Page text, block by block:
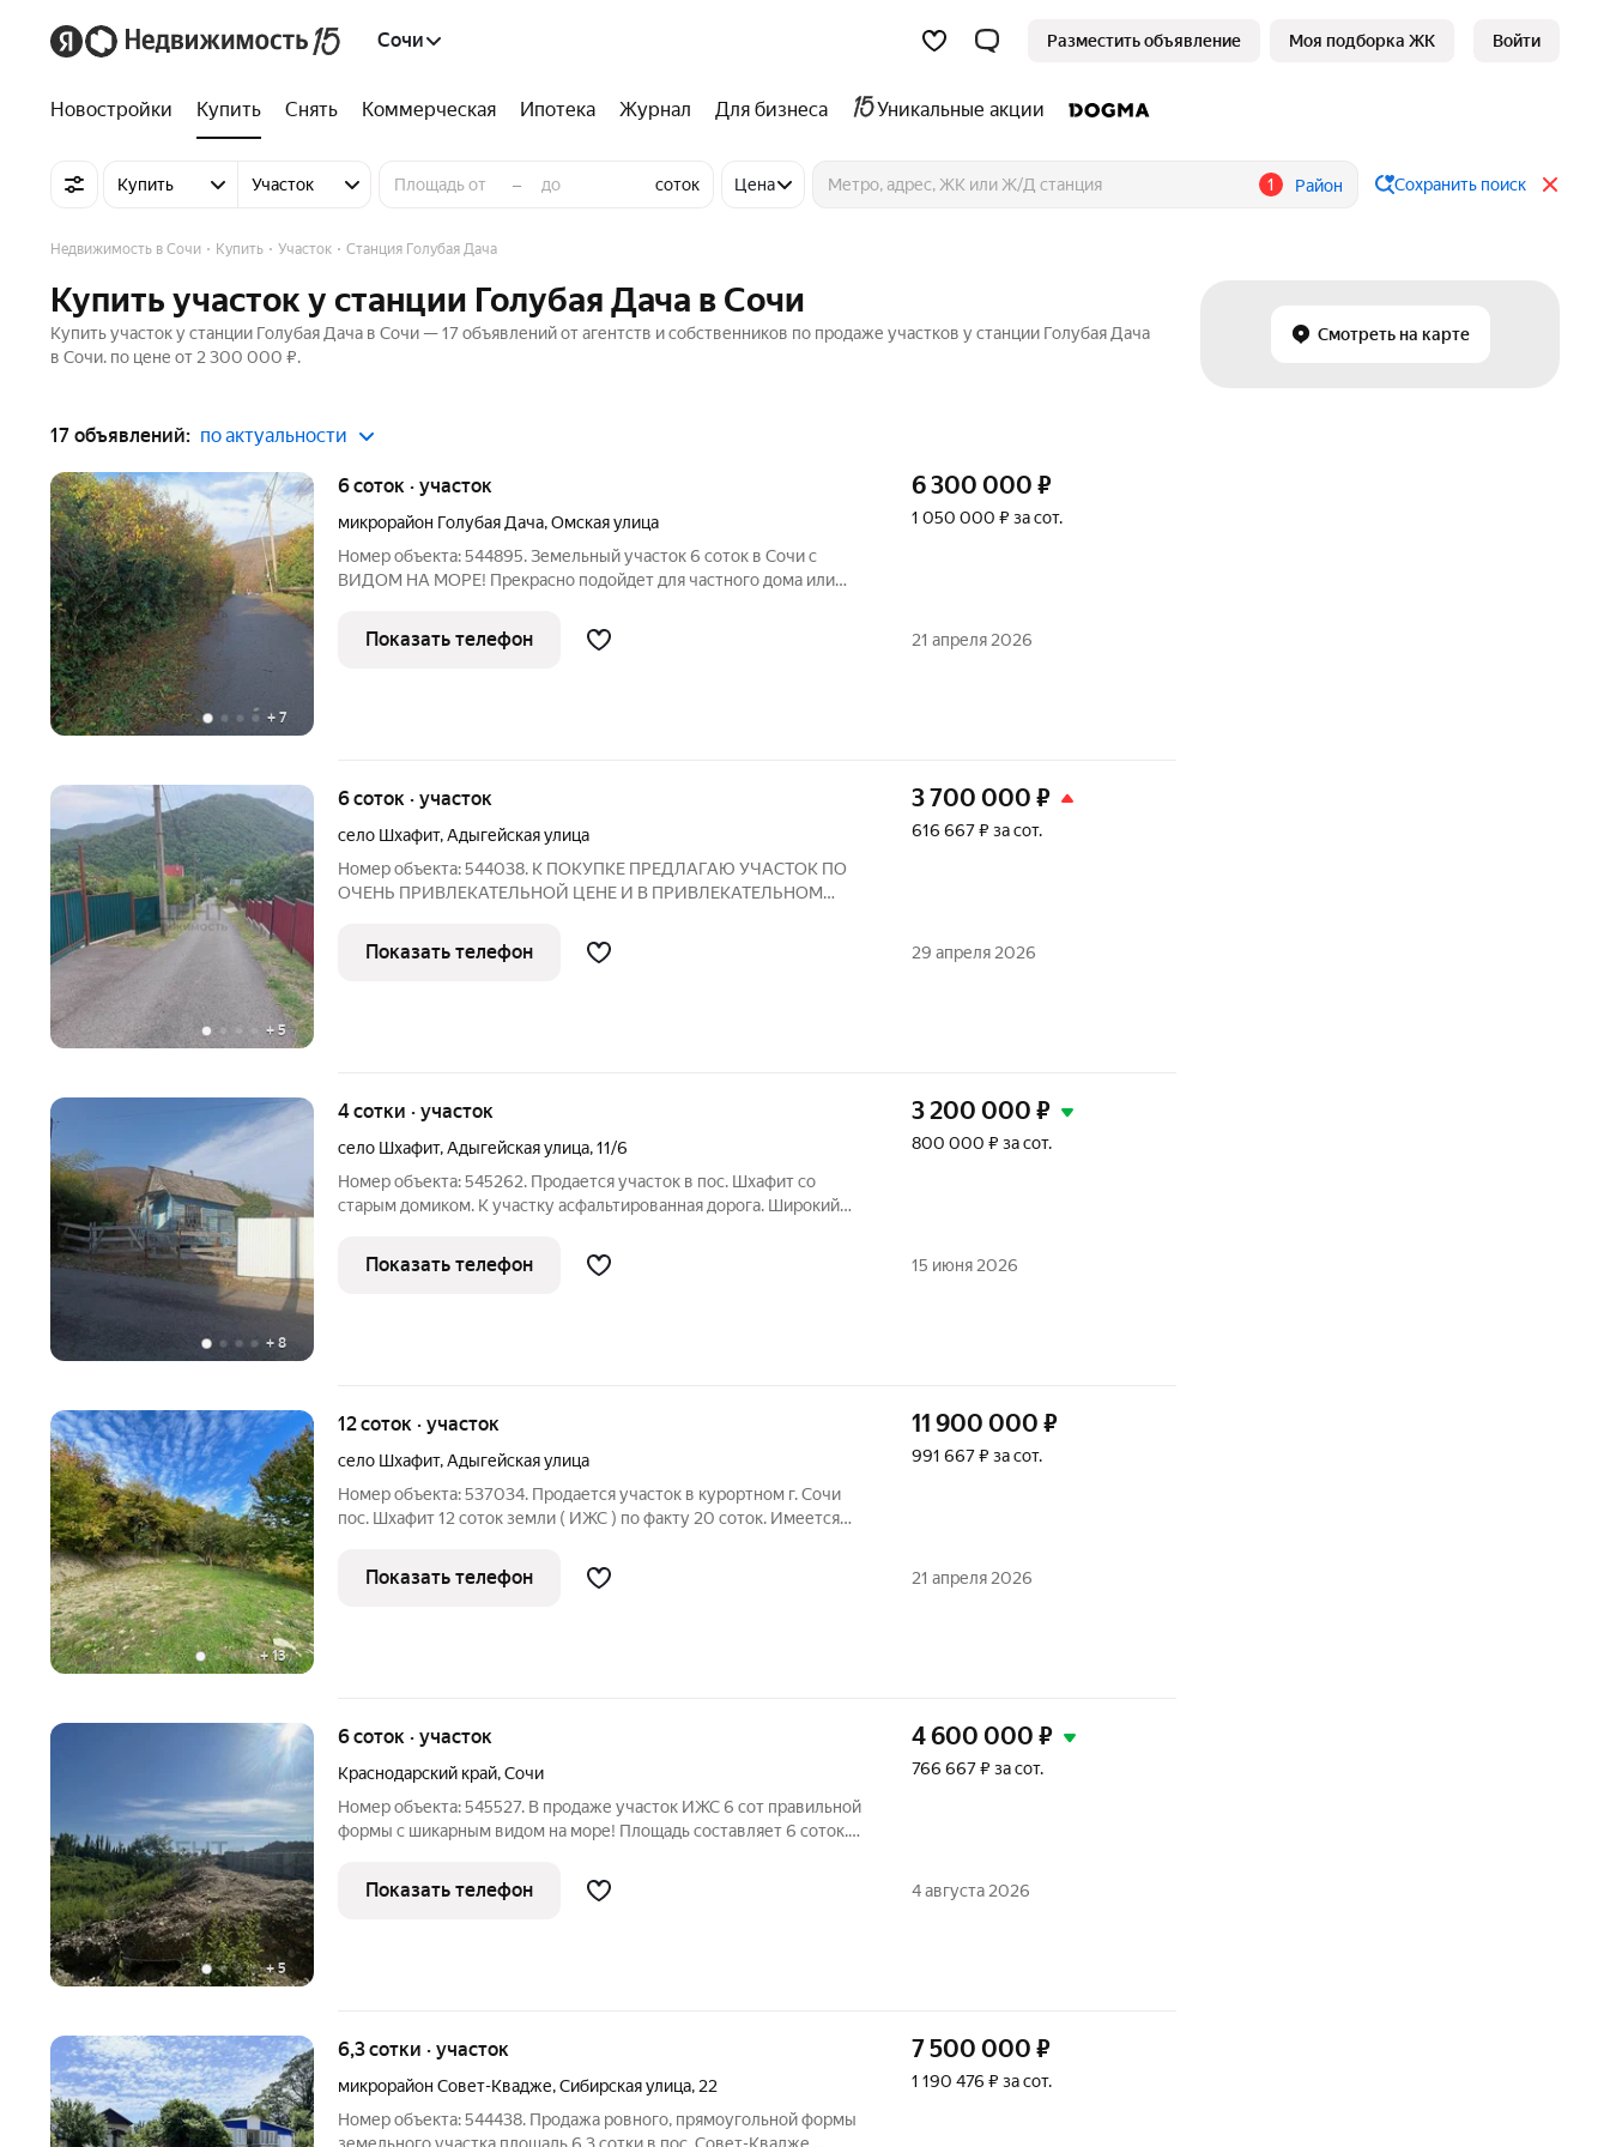
Сочи Разместить объявление Моя подборка ЖК Войти
Новостройки Купить Снять Коммерческая Ипотека Журнал Для бизнеса Уникальные акции
Купить Участок – соток Цена 1 Район Сохранить поиск
Смотреть на карте
Недвижимость в Сочи Купить Участок Станция Голубая Дача
Купить участок у станции Голубая Дача в Сочи
Купить участок у станции Голубая Дача в Сочи — 17 объявлений от агентств и собственников по продаже участков у станции Голубая Дача
в Сочи. по цене от 2 300 000 ₽.
17 объявлений: по актуальности
+ 7
6 соток · участок
микрорайон Голубая Дача,Омская улица
Номер объекта: 544895. Земельный участок 6 соток в Сочи с
ВИДОМ НА МОРЕ! Прекрасно подойдет для частного дома или
прямоугольной формы, имеет минимальный уклон. Хороший
асфальтированный
6 300 000 ₽
1 050 000 ₽ за сот.
Показать телефон 21 апреля 2026
+5
6 соток · участок
село Шхафит,Адыгейская улица
Номер объекта: 544038. К ПОКУПКЕ ПРЕДЛАГАЮ УЧАСТОК ПО
ОЧЕНЬ ПРИВЛЕКАТЕЛЬНОЙ ЦЕНЕ И В ПРИВЛЕКАТЕЛЬНОМ
районе, участок достаточно ровный, свет по границе, водопровод
центральный, канализацию делать
3 700 000 ₽
616 667 ₽ за сот.
Показать телефон 29 апреля 2026
+ 8
4 сотки · участок
село Шхафит,Адыгейская улица,11/6
Номер объекта: 545262. Продается участок в пос. Шхафит со
старым домиком. К участку асфальтированная дорога. Широкий
или реконструкция. На участке залит фундамент 9,63,6. Так же
стоит
3 200 000 ₽
800 000 ₽ за сот.
Показать телефон 15 июня 2026
+13
12 соток · участок
село Шхафит,Адыгейская улица
Номер объекта: 537034. Продается участок в курортном г. Сочи
пос. Шхафит 12 соток земли ( ИЖС ) по факту 20 соток. Имеется
Подъезд по грунтовой, отсыпанной дороге - 30м от асфальта.
Шикарные
11 900 000 ₽
991 667 ₽ за сот.
Показать телефон 21 апреля 2026
+5
6 соток · участок
Краснодарский край,Сочи
Номер объекта: 545527. В продаже участок ИЖС 6 сот правильной
формы с шикарным видом на море! Площадь составляет 6 соток.
остановки, а до моря и железнодорожной станции можно дойти
пешком
4 600 000 ₽
766 667 ₽ за сот.
Показать телефон 4 августа 2026
6,3 сотки · участок
микрорайон Совет-Квадже,Сибирская улица, 22
Номер объекта: 544438. Продажа ровного, прямоугольной формы
7 500 000 ₽
1 190 476 ₽ за сот.